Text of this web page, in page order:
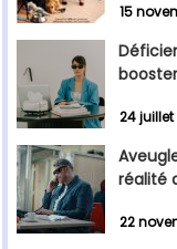
15
24 juillet
réalité
22